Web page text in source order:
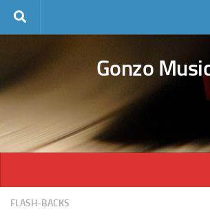
Skip to content
Gonzo
FLASH-BACKS